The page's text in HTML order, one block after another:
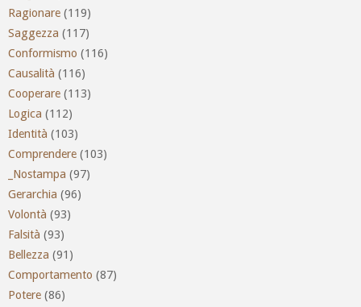
Ragionare (119)
Saggezza (117)
Conformismo (116)
Causalità (116)
Cooperare (113)
Logica (112)
Identità (103)
Comprendere (103)
_Nostampa (97)
Gerarchia (96)
Volontà (93)
Falsità (93)
Bellezza (91)
Comportamento (87)
Potere (86)